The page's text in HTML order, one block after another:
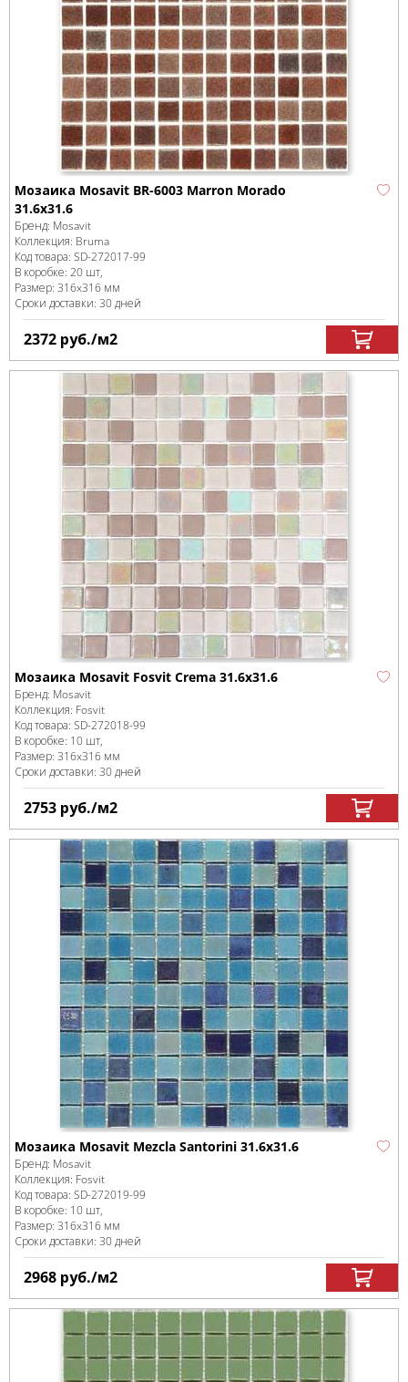
Мозаика Mosavit BR-6003 Marron Morado
31.6x31.6
Бренд: Mosavit
Коллекция: Bruma
Код товара: SD-272017-99
В коробке: 20 шт,
Размер: 316x316 мм
Сроки доставки: 30 дней
2372 руб./м2
Мозаика Mosavit Fosvit Crema 31.6x31.6
Бренд: Mosavit
Коллекция: Fosvit
Код товара: SD-272018-99
В коробке: 10 шт,
Размер: 316x316 мм
Сроки доставки: 30 дней
2753 руб./м2
Мозаика Mosavit Mezcla Santorini 31.6x31.6
Бренд: Mosavit
Коллекция: Fosvit
Код товара: SD-272019-99
В коробке: 10 шт,
Размер: 316x316 мм
Сроки доставки: 30 дней
2968 руб./м2